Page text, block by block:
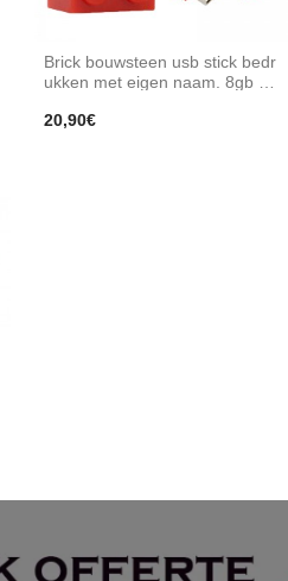
Brick bouwsteen usb stick bedr
ukken met eigen naam. 8gb ro
20,90€